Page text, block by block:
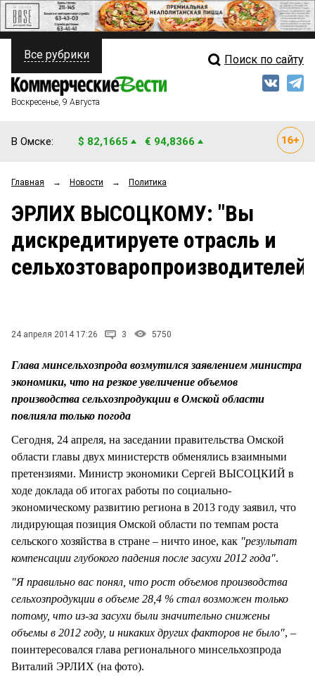
ПОЛИТИКА
ФИНАНСЫ
ОБЩЕСТВО
ЗАКОН
НОВОСТИ КОМПАНИЙ
Свежий выпуск
Рейтинги
Блоги
Архив
Все рубрики Поиск по сайту
Воскресенье, 9 Августа
В Омске: $ 82,1665 € 94,8366
Главная → Новости → Политика
ЭРЛИХ ВЫСОЦКОМУ: "Вы
дискредитируете отрасль и
сельхозтоваропроизводителей"
24 апреля 2014 17:26 3 5750
Глава минсельхозпрода возмутился заявлением министра
экономики, что на резкое увеличение объемов
производства сельхозпродукции в Омской области
повлияла только погода
Сегодня, 24 апреля, на заседании правительства Омской
области главы двух министерств обменялись взаимными
претензиями. Министр экономики Сергей ВЫСОЦКИЙ в
ходе доклада об итогах работы по социально-
экономическому развитию региона в 2013 году заявил, что
лидирующая позиция Омской области по темпам роста
сельского хозяйства в стране – ничто иное, как "результат
компенсации глубокого падения после засухи 2012 года".
"Я правильно вас понял, что рост объемов производства
сельхозпродукции в объеме 28,4 % стал возможен только
потому, что из-за засухи были значительно снижены
объемы в 2012 году, и никаких других факторов не было", –
поинтересовался глава регионального минсельхозпрода
Виталий ЭРЛИХ (на фото).